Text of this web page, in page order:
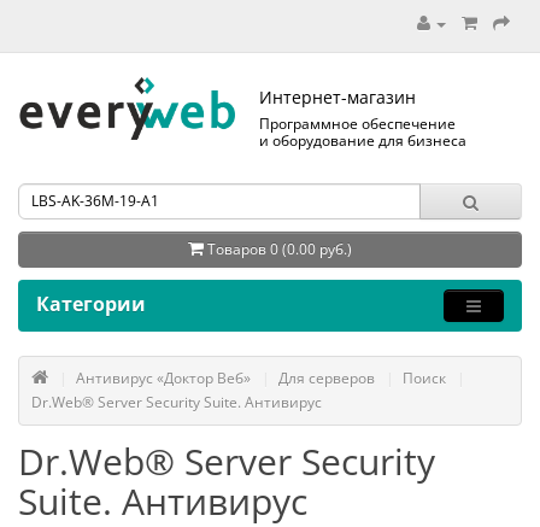
Интернет-магазин
Программное обеспечение
и оборудование для бизнеса
Товаров 0 (0.00 руб.)
Категории
Антивирус «Доктор Веб» Для серверов
Поиск
Dr.Web® Server Security Suite. Антивирус
Dr.Web® Server Security
Suite. Антивирус